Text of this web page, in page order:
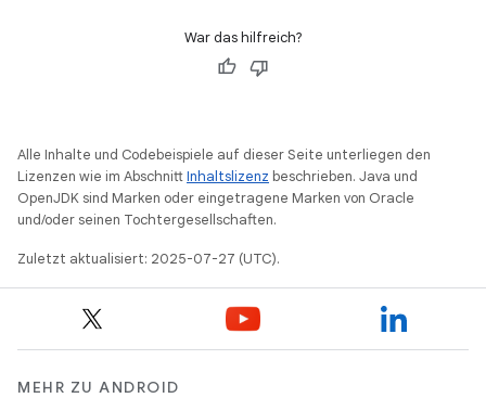
War das hilfreich?
Alle Inhalte und Codebeispiele auf dieser Seite unterliegen den
Lizenzen wie im AbschnittInhaltslizenz beschrieben. Java und
OpenJDK sind Marken oder eingetragene Marken von Oracle
und/oder seinen Tochtergesellschaften.
Zuletzt aktualisiert: 2025-07-27 (UTC).
MEHR ZU ANDROID